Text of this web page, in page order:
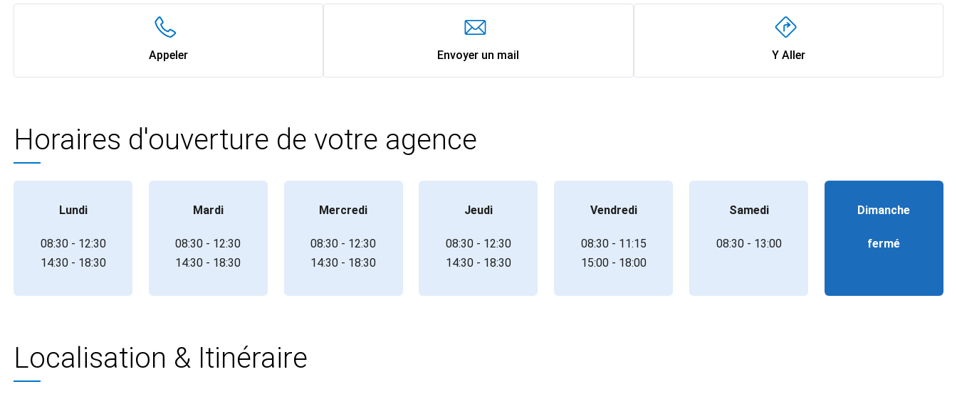
Appeler Envoyer un mail Y Aller
Horaires d'ouverture de votre agence
Lundi
08:30 - 12:30
14:30 - 18:30
Mardi
08:30 - 12:30
14:30 - 18:30
Mercredi
08:30 - 12:30
14:30 - 18:30
Jeudi
08:30 - 12:30
14:30 - 18:30
Vendredi
08:30 - 11:15
15:00 - 18:00
Samedi
08:30 - 13:00
Dimanche
fermé
Localisation & Itinéraire